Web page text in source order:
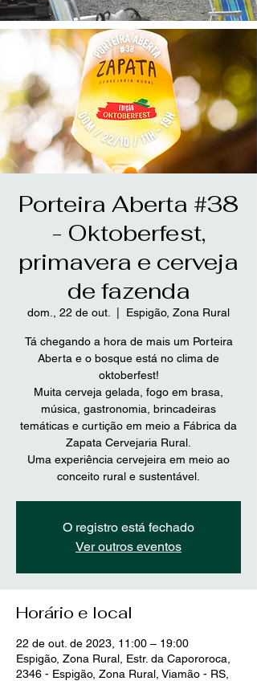
Porteira Aberta #38
- Oktoberfest,
primavera e cerveja
de fazenda
dom., 22 de out. Espigão, Zona Rural
Tá chegando a hora de mais um Porteira
Aberta e o bosque está no clima de
oktoberfest!
Muita cerveja gelada, fogo em brasa,
música, gastronomia, brincadeiras
temáticas e curtição em meio a Fábrica da
Zapata Cervejaria Rural.
Uma experiência cervejeira em meio ao
conceito rural e sustentável.
O registro está fechado
Ver outros eventos
Horário e local
22 de out. de 2023, 11:00 – 19:00
Espigão, Zona Rural, Estr. da Capororoca,
2346 - Espigão, Zona Rural, Viamão - RS,